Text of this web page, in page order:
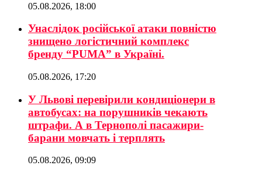
05.08.2026, 18:00
Унаслідок російської атаки повністю
знищено логістичний комплекс
бренду “PUMA” в Україні.
05.08.2026, 17:20
У Львові перевірили кондиціонери в
автобусах: на порушників чекають
штрафи. А в Тернополі пасажири-
барани мовчать і терплять
05.08.2026, 09:09